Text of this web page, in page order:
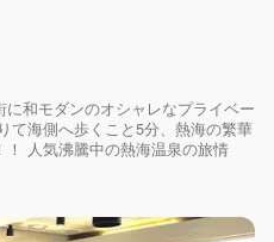
和モダンのオシャレなプライベー
て海側へ歩くこと5分、熱海の繁華
人気沸騰中の熱海温泉の旅情